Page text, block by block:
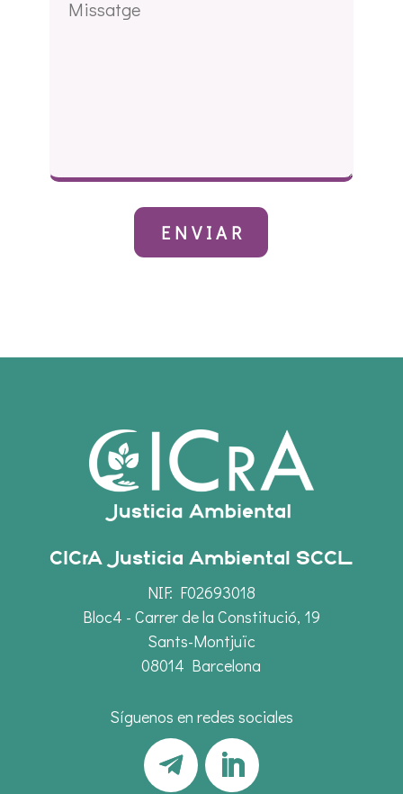
CICrA Justicia Ambiental SCCL
NIF: F02693018
Bloc4 - Carrer de la Constitució, 19
Sants-Montjuïc
08014 Barcelona
Síguenos en redes sociales